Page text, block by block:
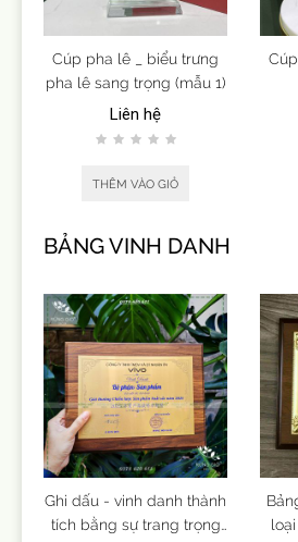
Cúp pha lê _ biểu trưng
pha lê sang trọng (mẫu 1)
Liên hệ
THÊM VÀO GIỎ
BẢNG VINH DANH
Ghi dấu - vinh danh thành
tích bằng sự trang trọng